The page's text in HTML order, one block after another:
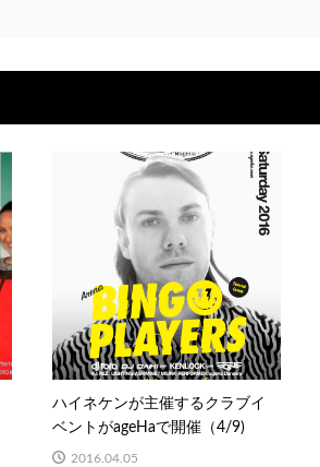
ハイネケンが主催するクラブイ
ベントがageHaで開催（4/9)
2016.04.05